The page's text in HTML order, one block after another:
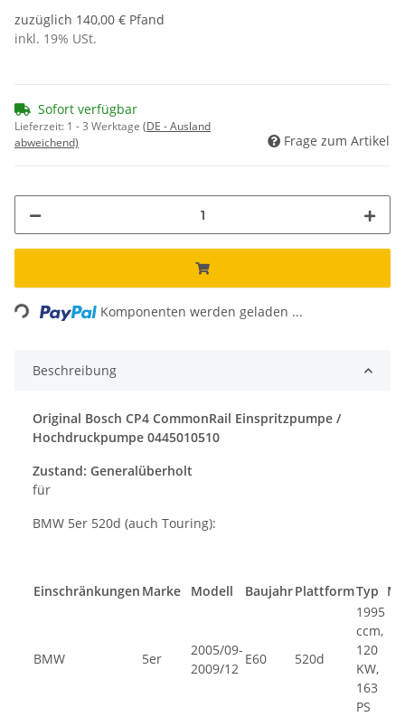
zuzüglich 140,00 € Pfand
inkl. 19% USt.
Sofort verfügbar
Lieferzeit: 1 - 3 Werktage (DE - Ausland
abweichend)
Frage zum Artikel
Loading... Komponenten werden geladen ...
Beschreibung
Original Bosch CP4 CommonRail Einspritzpumpe /
Hochdruckpumpe 0445010510
Zustand: Generalüberholt
für
BMW 5er 520d (auch Touring):
Einschränkungen Marke Modell BaujahrPlattformTyp
BMW 5er
2005/09-
2009/12
E60 520d
1995
ccm,
120
KW,
163
PS